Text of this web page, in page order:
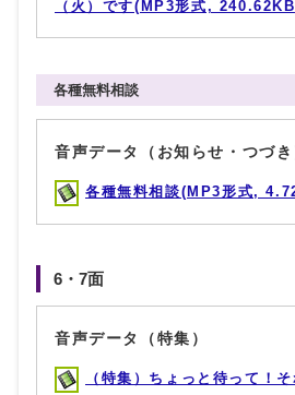
（火）です(MP3形式,
各種無料相談
音声データ（お知らせ・つづき
各種無料相談(MP3形式,
6・7面
音声データ（特集）
（特集）ちょっと待って！